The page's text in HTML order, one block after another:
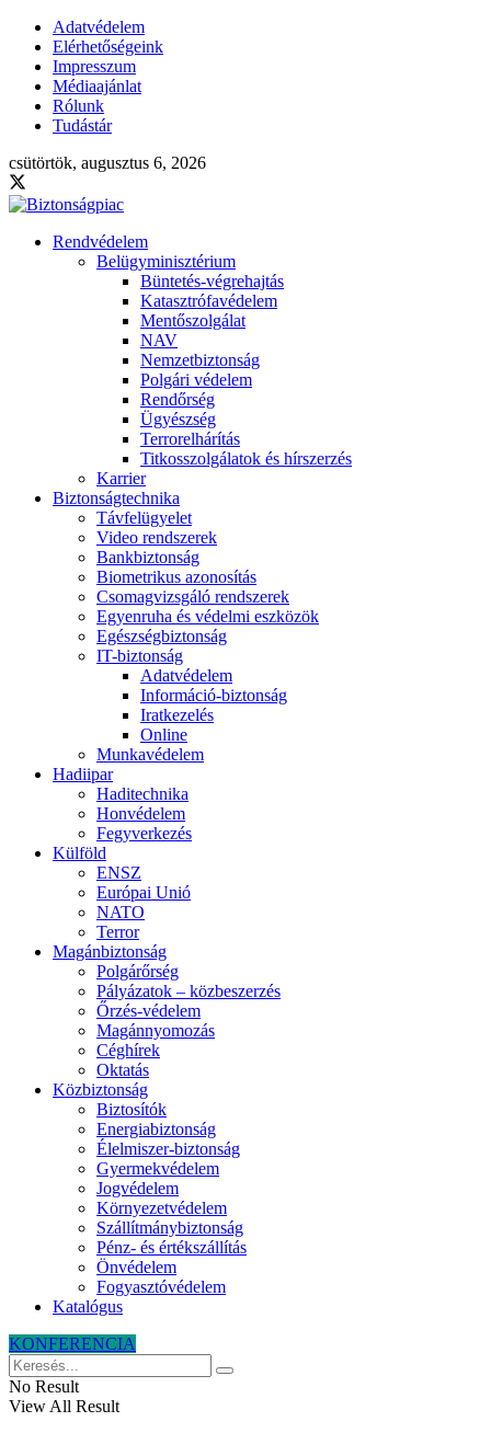
Adatvédelem
Elérhetőségeink
Impresszum
Médiaajánlat
Rólunk
Tudástár
csütörtök, augusztus 6, 2026
Rendvédelem
Belügyminisztérium
Büntetés-végrehajtás
Katasztrófavédelem
Mentőszolgálat
NAV
Nemzetbiztonság
Polgári védelem
Rendőrség
Ügyészség
Terrorelhárítás
Titkosszolgálatok és hírszerzés
Karrier
Biztonságtechnika
Távfelügyelet
Video rendszerek
Bankbiztonság
Biometrikus azonosítás
Csomagvizsgáló rendszerek
Egyenruha és védelmi eszközök
Egészségbiztonság
IT-biztonság
Adatvédelem
Információ-biztonság
Iratkezelés
Online
Munkavédelem
Hadiipar
Haditechnika
Honvédelem
Fegyverkezés
Külföld
ENSZ
Európai Unió
NATO
Terror
Magánbiztonság
Polgárőrség
Pályázatok – közbeszerzés
Őrzés-védelem
Magánnyomozás
Céghírek
Oktatás
Közbiztonság
Biztosítók
Energiabiztonság
Élelmiszer-biztonság
Gyermekvédelem
Jogvédelem
Környezetvédelem
Szállítmánybiztonság
Pénz- és értékszállítás
Önvédelem
Fogyasztóvédelem
Katalógus
KONFERENCIA
No Result
View All Result